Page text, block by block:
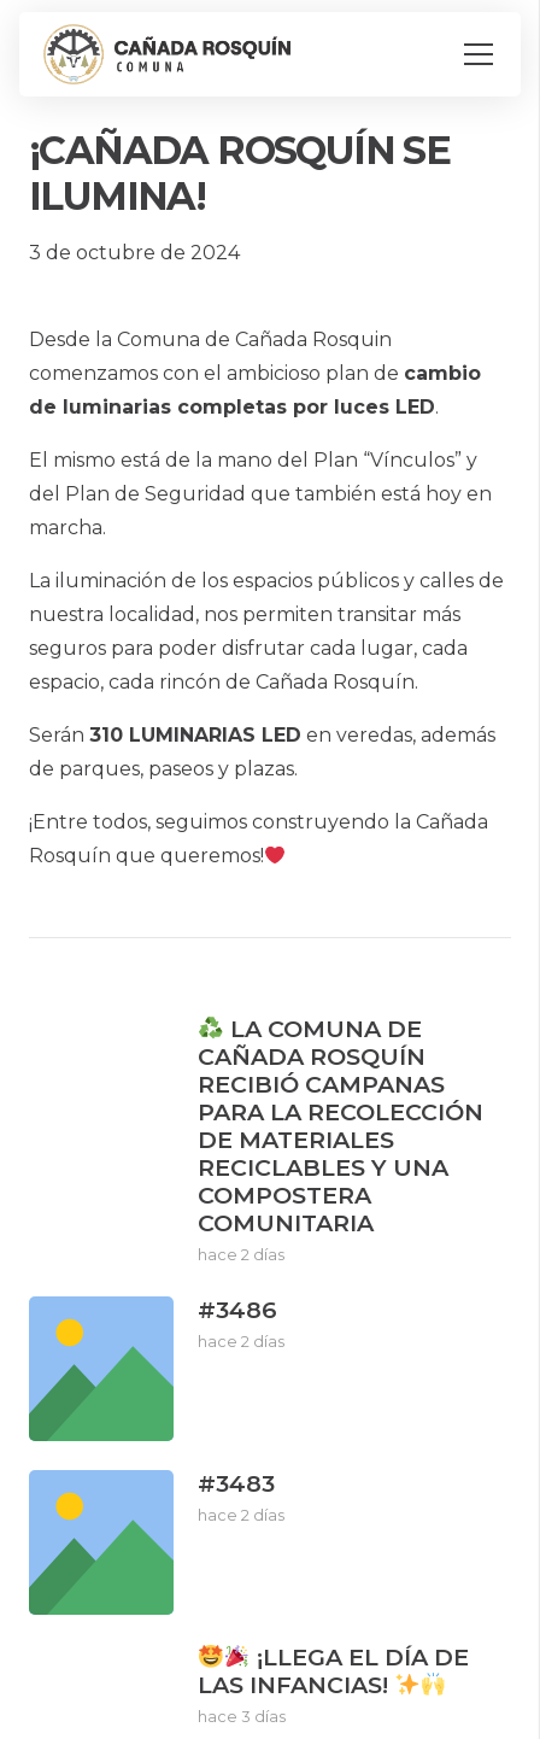
¡CAÑADA ROSQUÍN SE
ILUMINA!
3 de octubre de 2024
Desde la Comuna de Cañada Rosquin
comenzamos con el ambicioso plan de cambio
de luminarias completas por luces LED.
El mismo está de la mano del Plan “Vínculos” y
del Plan de Seguridad que también está hoy en
marcha.
La iluminación de los espacios públicos y calles de
nuestra localidad, nos permiten transitar más
seguros para poder disfrutar cada lugar, cada
espacio, cada rincón de Cañada Rosquín.
Serán 310 LUMINARIAS LED en veredas, además
de parques, paseos y plazas.
¡Entre todos, seguimos construyendo la Cañada
Rosquín que queremos!
LA COMUNA DE
CAÑADA ROSQUÍN
RECIBIÓ CAMPANAS
PARA LA RECOLECCIÓN
DE MATERIALES
RECICLABLES Y UNA
COMPOSTERA
COMUNITARIA
hace 2 días
#3486
hace 2 días
#3483
hace 2 días
¡LLEGA EL DÍA DE
LAS INFANCIAS!
hace 3 días